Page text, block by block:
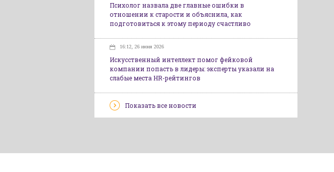
Психолог назвала две главные ошибки в
отношении к старости и объяснила, как
подготовиться к этому периоду счастливо
16:12, 26 июня 2026
Искусственный интеллект помог фейковой
компании попасть в лидеры: эксперты указали на
слабые места HR-рейтингов
Показать все новости